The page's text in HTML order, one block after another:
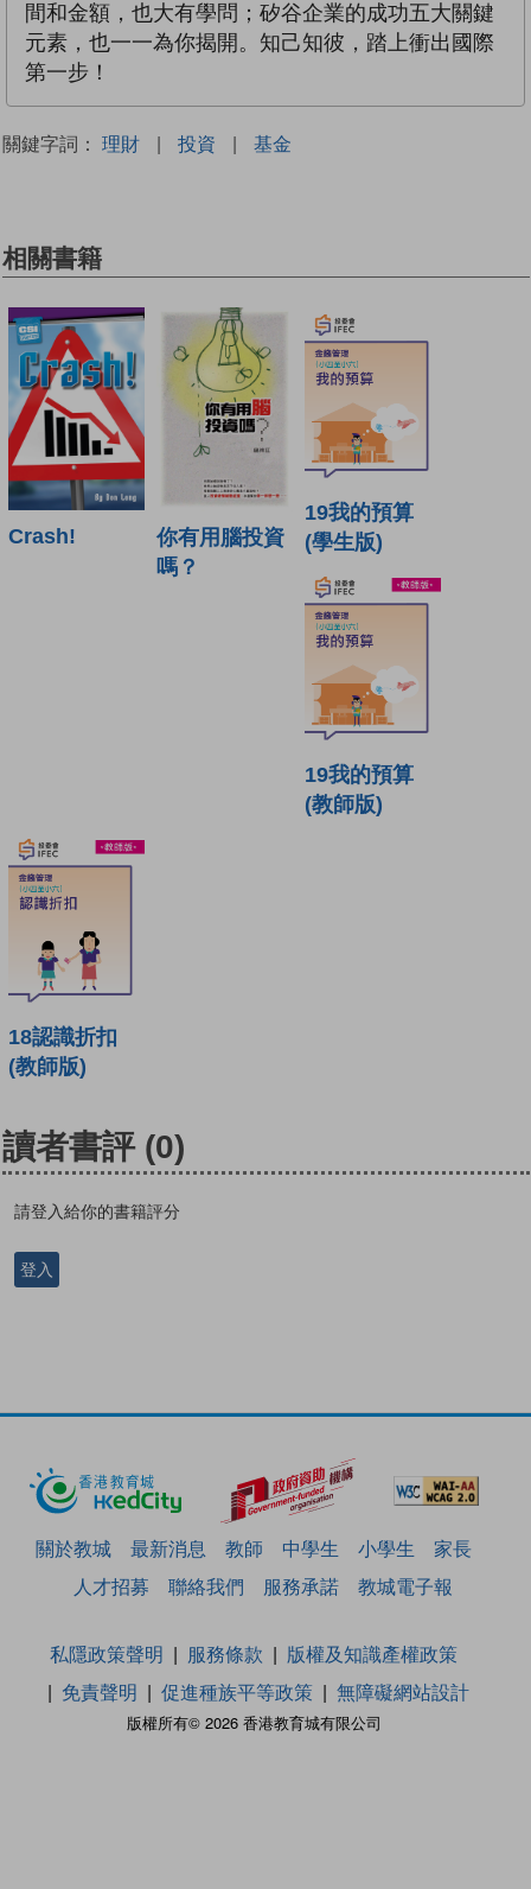
間和金額，也大有學問；矽谷企業的成功五大關鍵
元素，也一一為你揭開。知己知彼，踏上衝出國際
第一步！
關鍵字詞： 理財 | 投資 | 基金
相關書籍
Crash!
你有用腦投資
嗎？
19我的預算
(學生版)
19我的預算
(教師版)
18認識折扣
(教師版)
讀者書評 (0)
請登入給你的書籍評分
登入
關於教城 最新消息 教師 中學生 小學生
家長
人才招募
聯絡我們 服務承諾 教城電子報
版權所有© 2026 香港教育城有限公司
私隱政策聲明 服務條款
版權及知識產權政策
免責聲明
促進種族平等政策 無障礙網站設計